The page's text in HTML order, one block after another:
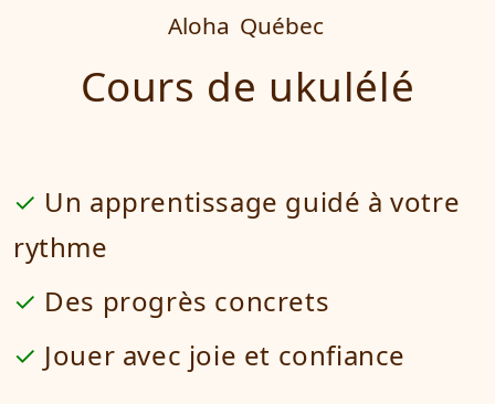
Aloha Québec
Cours de ukulélé
Un apprentissage guidé à votre
rythme
Des progrès concrets
Jouer avec joie et confiance